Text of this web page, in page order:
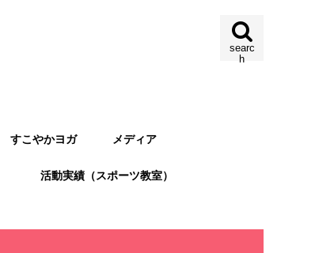
searc
h
すこやかヨガ メディア
活動実績（スポーツ教室）